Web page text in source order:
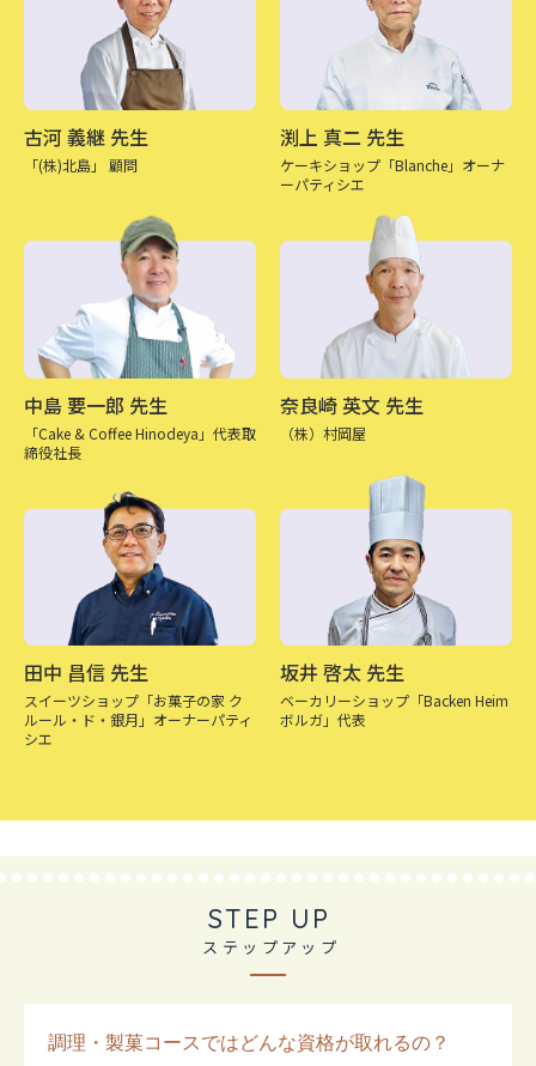
古河 義継 先生
「(株)北島」 顧問
渕上 真二 先生
ケーキショップ「Blanche」 オーナ
ーパティシエ
中島 要一郎 先生
「Cake & Coffee Hinodeya」 代表取
締役社長
奈良崎 英文 先生
（株）村岡屋
田中 昌信 先生
スイーツショップ「お菓子の家 ク
ルール・ド・銀月」 オーナーパティ
シエ
坂井 啓太 先生
ベーカリーショップ 「Backen Heim
ボルガ」代表
STEP UP
ステップアップ
調理・製菓コースではどんな資格が取れるの？